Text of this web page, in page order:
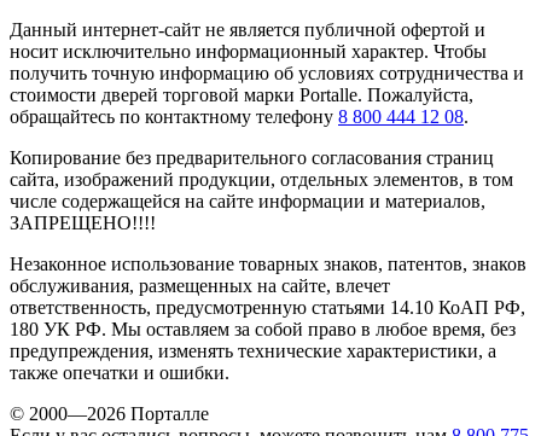
Данный интернет-сайт не является публичной офертой и
носит исключительно информационный характер. Чтобы
получить точную информацию об условиях сотрудничества и
стоимости дверей торговой марки Portalle. Пожалуйста,
обращайтесь по контактному телефону 8 800 444 12 08.
Копирование без предварительного согласования страниц
сайта, изображений продукции, отдельных элементов, в том
числе содержащейся на сайте информации и материалов,
ЗАПРЕЩЕНО!!!!
Незаконное использование товарных знаков, патентов, знаков
обслуживания, размещенных на сайте, влечет
ответственность, предусмотренную статьями 14.10 КоАП РФ,
180 УК РФ. Мы оставляем за собой право в любое время, без
предупреждения, изменять технические характеристики, а
также опечатки и ошибки.
© 2000—2026 Порталле